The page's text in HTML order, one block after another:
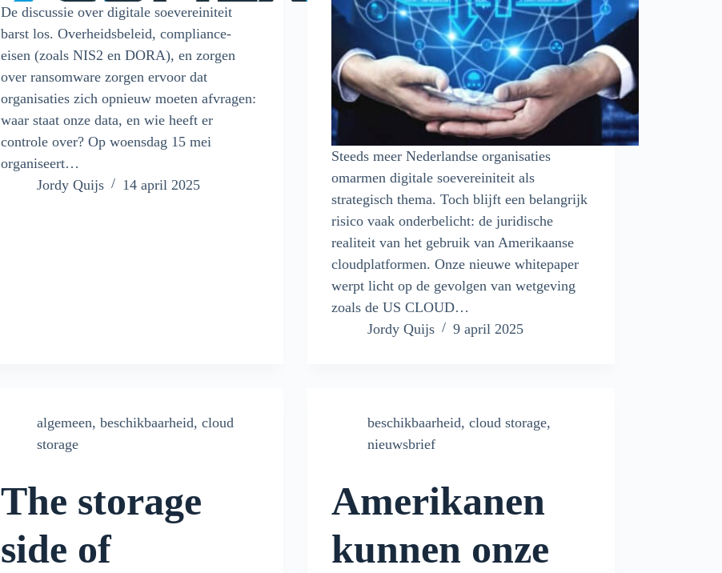
De discussie over digitale soevereiniteit
barst los. Overheidsbeleid, compliance-
eisen (zoals NIS2 en DORA), en zorgen
over ransomware zorgen ervoor dat
organisaties zich opnieuw moeten afvragen:
waar staat onze data, en wie heeft er
controle over? Op woensdag 15 mei
organiseert…
Jordy Quijs
14 april 2025
Steeds meer Nederlandse organisaties
omarmen digitale soevereiniteit als
strategisch thema. Toch blijft een belangrijk
risico vaak onderbelicht: de juridische
realiteit van het gebruik van Amerikaanse
cloudplatformen. Onze nieuwe whitepaper
werpt licht op de gevolgen van wetgeving
zoals de US CLOUD…
Jordy Quijs
9 april 2025
algemeen,beschikbaarheid,cloud
storage
The storage
side of
beschikbaarheid,cloud storage,
nieuwsbrief
Amerikanen
kunnen onze